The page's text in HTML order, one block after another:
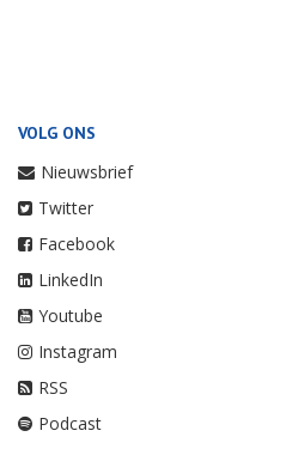
VOLG ONS
Nieuwsbrief
Twitter
Facebook
LinkedIn
Youtube
Instagram
RSS
Podcast